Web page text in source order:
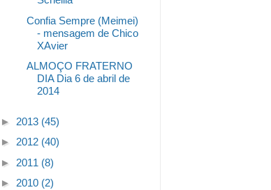
Confia Sempre (Meimei)
- mensagem de Chico
XAvier
ALMOÇO FRATERNO
DIA Dia 6 de abril de
2014
► 2013 (45)
► 2012 (40)
► 2011 (8)
► 2010 (2)